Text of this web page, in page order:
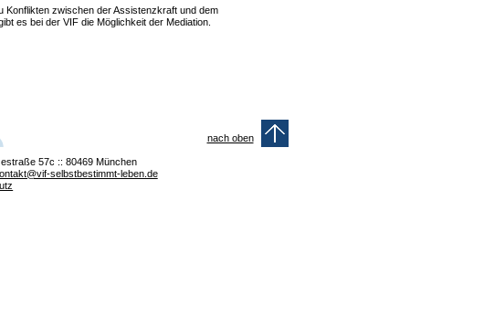
Konflikten zwischen der Assistenzkraft und dem
es bei der VIF die Möglichkeit der Mediation.
nach oben
57c :: 80469 München
selbstbestimmt-leben.de